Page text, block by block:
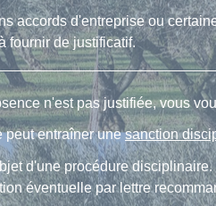
accords d'entreprise ou
fournir de justificatif.
n'est pas justifiée, vous
peut entraîner unesanction
d'une procédure
éventuelle par lettre